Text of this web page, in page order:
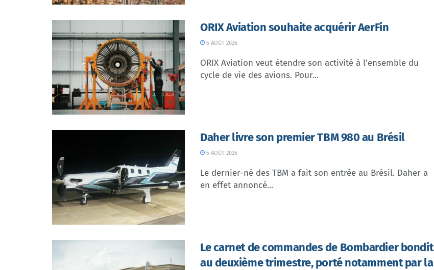
ORIX Aviation souhaite acquérir AerFin
5 AOÛT 2026
ORIX Aviation veut étendre son activité à l’ensemble du
cycle de vie des avions. Pour...
Daher livre son premier TBM 980 au Brésil
5 AOÛT 2026
Le dernier-né des TBM a fait son entrée au Brésil. Daher a
en effet annoncé...
Le carnet de commandes de Bombardier bondit
au deuxième trimestre, porté notamment par la